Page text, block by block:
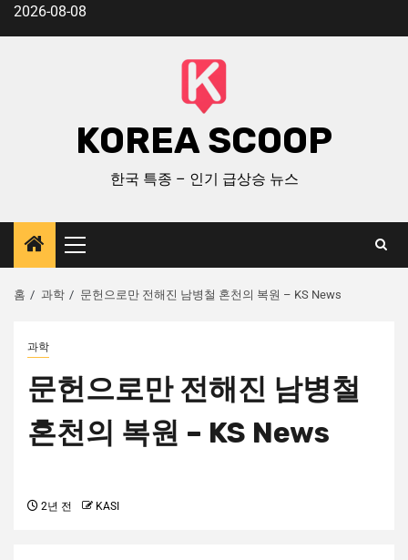
2026-08-08
KOREA SCOOP
한국 특종 – 인기 급상승 뉴스
홈 과학 문헌으로만 전해진 남병철 혼천의 복원 – KS News
과학
문헌으로만 전해진 남병철
혼천의 복원 – KS News
2년 전 KASI